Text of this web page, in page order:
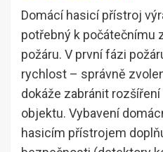
Domácí hasicí přístroj
potřebný k počátečnímu
požáru. V první fázi
rychlost – správně
dokáže zabránit
objektu. Vybavení
hasicím přístrojem